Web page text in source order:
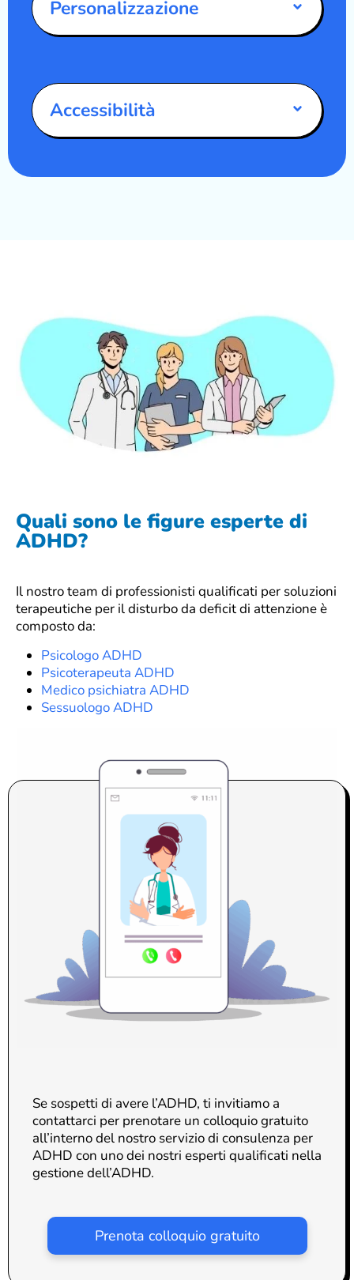
Personalizzazione
Accessibilità
Quali sono le figure esperte di
ADHD?
Il nostro team di professionisti qualificati per soluzioni
terapeutiche per il disturbo da deficit di attenzioneè
composto da:
Psicologo ADHD
Psicoterapeuta ADHD
Medico psichiatra ADHD
Sessuologo ADHD
Se sospetti di avere l’ADHD, ti invitiamo a
contattarci per prenotare un colloquio gratuito
all’internodel nostro servizio di consulenza per
ADHD con uno dei nostri esperti qualificati nella
gestione dell’ADHD.
Prenota colloquio gratuito